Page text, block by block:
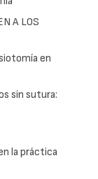
A LOS
en
sin sutura:
la práctica